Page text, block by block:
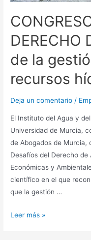
DERECHO
de la
recursos
Deja un comentario /
El Instituto del Agua y
Universidad de Murcia,
de Abogados de Murcia,
Desafíos del Derecho de
Económicas y
científico en el que
que la gestión …
Leer más »